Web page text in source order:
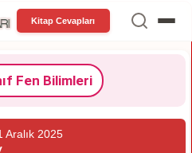
Kitap Cevapları
Fen Bilimleri
Aralık 2025